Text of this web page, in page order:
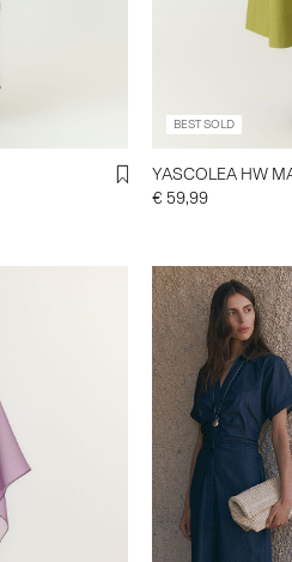
BEST SOLD
YASCOLEA HW
€ 59,99
https://www.y-
maxikleid-